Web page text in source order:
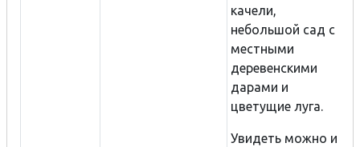
качели,
небольшой сад с
местными
деревенскими
дарами и
цветущие луга.
Увидеть можно и